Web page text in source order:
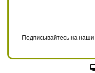
Подписывайтесь на